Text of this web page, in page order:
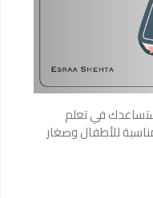
في تعلم
للأطفال وصغار